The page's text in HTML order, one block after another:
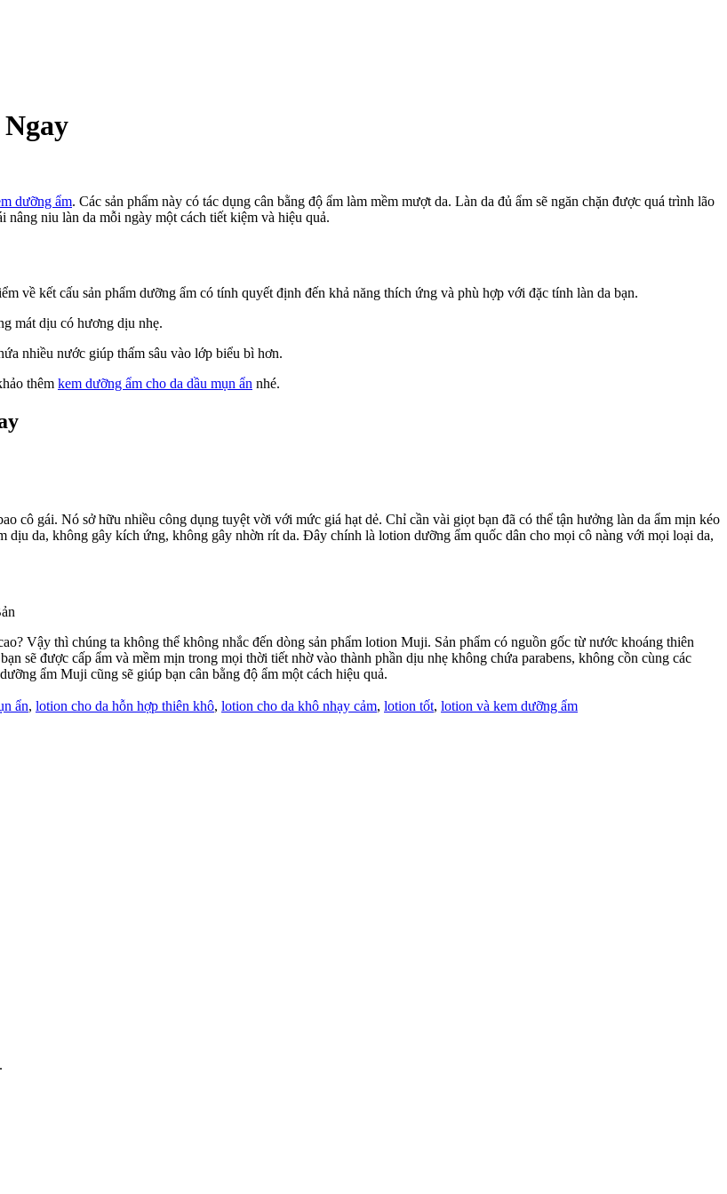
dưỡng ẩm. Các sản phẩm này có tác dụng cân bằng độ ẩm làm mềm mượt da. Làn da đủ ẩm sẽ ngăn chặn được quá trình lão
nâng niu làn da mỗi ngày một cách tiết kiệm và hiệu quả.
về kết cấu sản phẩm dưỡng ẩm có tính quyết định đến khả năng thích ứng và phù hợp với đặc tính làn da bạn.
mát dịu có hương dịu nhẹ.
nhiều nước giúp thấm sâu vào lớp biểu bì hơn.
thêm kem dưỡng ẩm cho da dầu mụn ẩn nhé.
cô gái. Nó sở hữu nhiều công dụng tuyệt vời với mức giá hạt dẻ. Chỉ cần vài giọt bạn đã có thể tận hưởng làn da ẩm mịn kéo
dịu da, không gây kích ứng, không gây nhờn rít da. Đây chính là lotion dưỡng ẩm quốc dân cho mọi cô nàng với mọi loại da,
Vậy thì chúng ta không thể không nhắc đến dòng sản phẩm lotion Muji. Sản phẩm có nguồn gốc từ nước khoáng thiên
sẽ được cấp ẩm và mềm mịn trong mọi thời tiết nhờ vào thành phần dịu nhẹ không chứa parabens, không cồn cùng các
ẩm Muji cũng sẽ giúp bạn cân bằng độ ẩm một cách hiệu quả.
ẩn, lotion cho da hỗn hợp thiên khô, lotion cho da khô nhạy cảm, lotion tốt, lotion và kem dưỡng ẩm